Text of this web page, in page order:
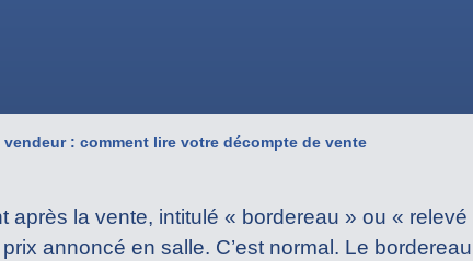
vendeur : comment lire votre décompte de vente
après la vente, intitulé « bordereau » ou «
annoncé en salle. C’est normal. Le